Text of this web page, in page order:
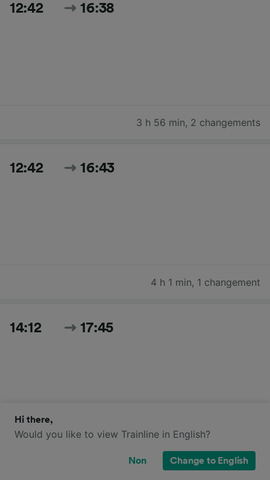
12:42 16:38
3 h 56 min, 2 changements
12:42 16:43
4 h 1 min, 1 changement
14:12 17:45
3 h 33 min,1 changement
Hi there,
Would you like to view Trainline in English?
Non Change to English